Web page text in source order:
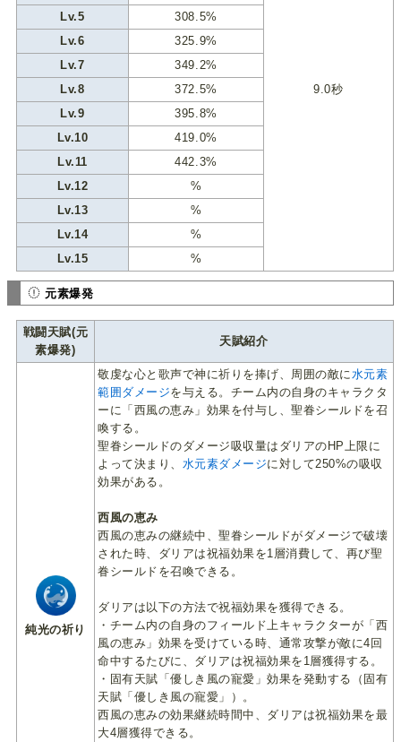
9.0秒
Lv.5
308.5%
Lv.6
325.9%
Lv.7
349.2%
Lv.8
372.5%
Lv.9
395.8%
Lv.10
419.0%
Lv.11
442.3%
Lv.12
%
Lv.13
%
Lv.14
%
Lv.15
%
元素爆発
戦闘天賦(元
素爆発)
天賦紹介
純光の祈り
敬虔な心と歌声で神に祈りを捧げ、周囲の敵に水元素
範囲ダメージを与える。チーム内の自身のキャラクタ
ーに「西風の恵み」効果を付与し、聖眷シールドを召
喚する。
聖眷シールドのダメージ吸収量はダリアのHP上限に
よって決まり、 水元素ダメージに対して250%の吸収
効果がある。
西風の恵み
西風の恵みの継続中、聖眷シールドがダメージで破壊
された時、ダリアは祝福効果を1層消費して、再び聖
眷シールドを召喚できる。
ダリアは以下の方法で祝福効果を獲得できる。
・チーム内の自身のフィールド上キャラクターが「西
風の恵み」効果を受けている時、通常攻撃が敵に4回
命中するたびに、ダリアは祝福効果を1層獲得する。
・固有天賦「優しき風の寵愛」効果を発動する（固有
天賦「優しき風の寵愛」）。
西風の恵みの効果継続時間中、ダリアは祝福効果を最
大4層獲得できる。